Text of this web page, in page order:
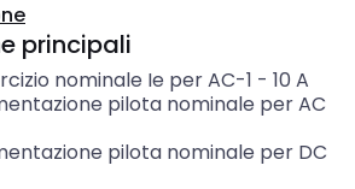
principali
nominale Ie per AC-1 - 10 A
pilota nominale per AC
pilota nominale per DC